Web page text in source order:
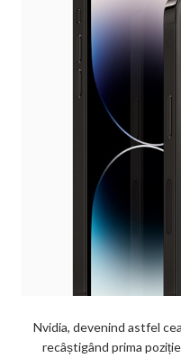
Nvidia, devenind astfel
recâștigând prima